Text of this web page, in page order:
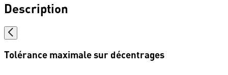
Description
Tolérance maximale sur décentrages